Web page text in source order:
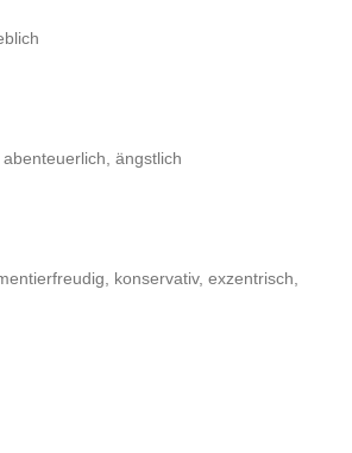
ängstlich
konservativ, exzentrisch,